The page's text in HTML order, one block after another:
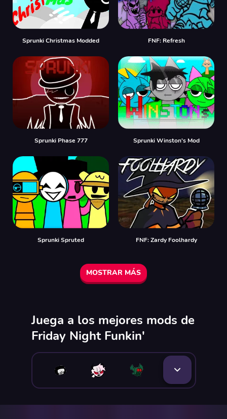
Sprunki Christmas Modded FNF: Refresh
Sprunki Phase 777 Sprunki Winston's Mod
Sprunki Spruted FNF: Zardy Foolhardy
MOSTRAR MÁS
Juega a los mejores mods de
Friday Night Funkin'